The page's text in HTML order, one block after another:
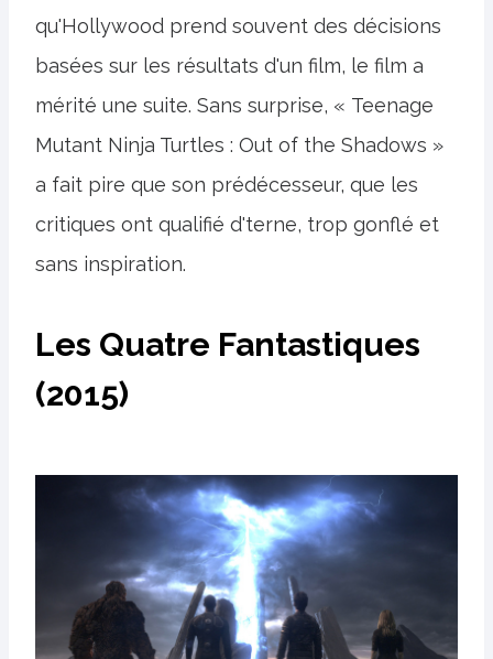
qu'Hollywood prend souvent des décisions
basées sur les résultats d'un film, le film a
mérité une suite. Sans surprise, « Teenage
Mutant Ninja Turtles : Out of the Shadows »
a fait pire que son prédécesseur, que les
critiques ont qualifié d'terne, trop gonflé et
sans inspiration.
Les Quatre Fantastiques
(2015)